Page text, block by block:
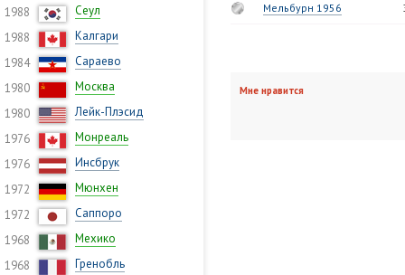
1988
Сеул
1988
Калгари
1984
Сараево
1980
Москва
1980
Лейк-Плэсид
1976
Монреаль
1976
Инсбрук
1972
Мюнхен
1972
Саппоро
1968
Мехико
1968
Гренобль
Мельбурн 1956
Мне нравится